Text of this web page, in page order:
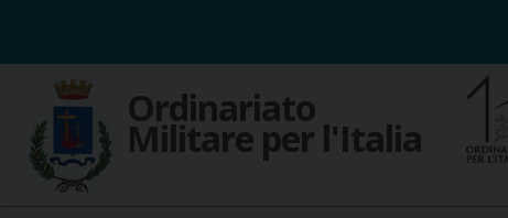
content
Ordinariato
Militare per l'Italia